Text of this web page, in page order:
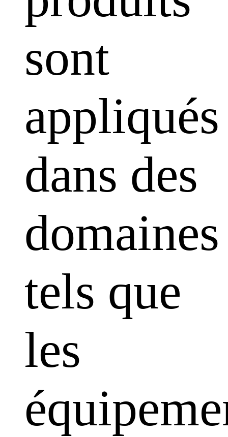
sont
appliqués
dans des
domaines
tels que
les